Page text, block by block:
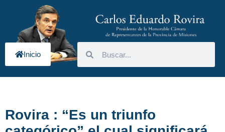
Inicio
Rovira : “Es un triunfo